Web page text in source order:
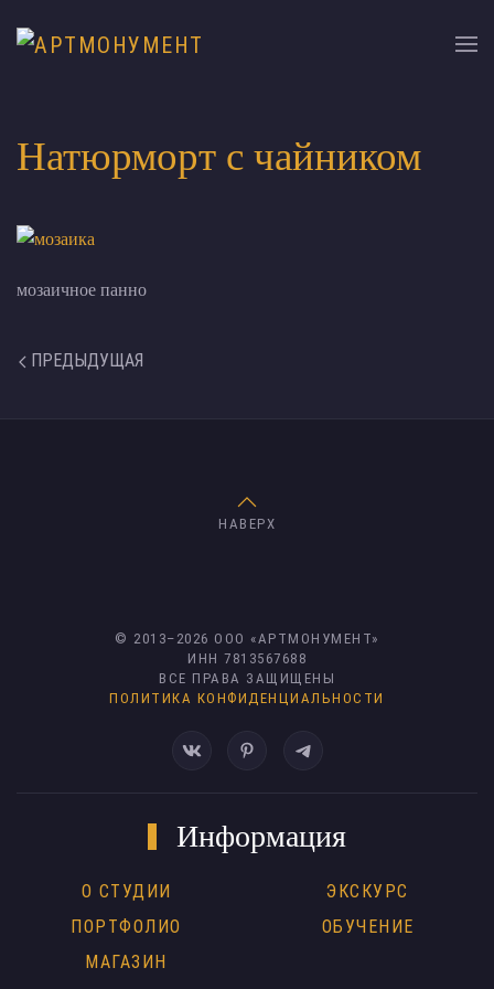
Натюрморт с чайником
мозаичное панно
ПРЕДЫДУЩАЯ
НАВЕРХ
© 2013– 2026 ООО «АРТМОНУМЕНТ»
ИНН 7813567688
ВСЕ ПРАВА ЗАЩИЩЕНЫ
ПОЛИТИКА КОНФИДЕНЦИАЛЬНОСТИ
Информация
О СТУДИИ
ПОРТФОЛИО
МАГАЗИН
ЭКСКУРС
ОБУЧЕНИЕ